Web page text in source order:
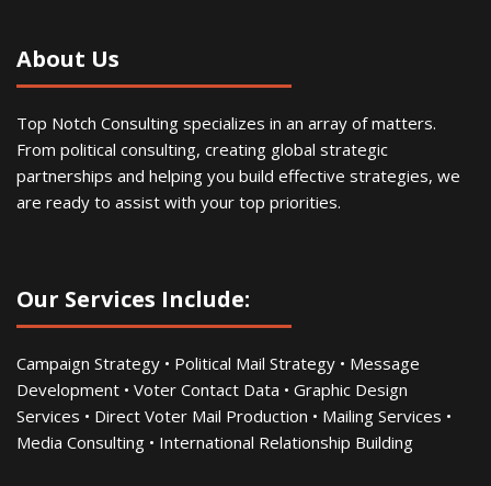
About Us
Top Notch Consulting specializes in an array of matters.
From political consulting, creating global strategic
partnerships and helping you build effective strategies, we
are ready to assist with your top priorities.
Our Services Include:
Campaign Strategy • Political Mail Strategy • Message
Development • Voter Contact Data • Graphic Design
Services • Direct Voter Mail Production • Mailing Services •
Media Consulting • International Relationship Building